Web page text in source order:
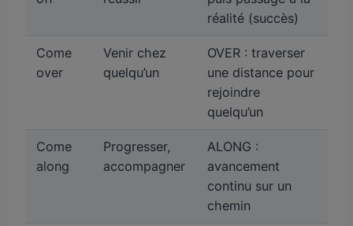
réalité (succès)
Come
over
Venir chez
quelqu’un
OVER : traverser
une distance pour
rejoindre
quelqu’un
Come
along
Progresser,
accompagner
ALONG :
avancement
continu sur un
chemin